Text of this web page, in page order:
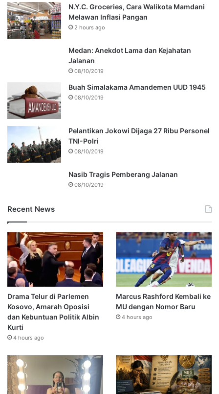
N.Y.C. Groceries, Cara Walikota Mamdani
Melawan Inflasi Pangan
2 hours ago
Medan: Anekdot Lama dan Kejahatan
Jalanan
08/10/2019
Buah Simalakama Amandemen UUD 1945
08/10/2019
Pelantikan Jokowi Dijaga 27 Ribu Personel
TNI-Polri
08/10/2019
Nasib Tragis Pemberang Jalanan
08/10/2019
Recent News
Drama Telur di Parlemen
Kosovo, Amarah Oposisi
dan Kebuntuan Politik Albin
Kurti
4 hours ago
Marcus Rashford Kembali ke
MU dengan Nomor Baru
4 hours ago